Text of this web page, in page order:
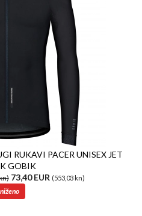
RUKAVI PACER UNISEX JET
GOBIK
73,40 EUR (553,03 kn)